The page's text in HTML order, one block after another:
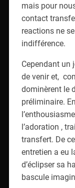
mais pour
contact
reactions ne
indifférence.
Cependant un
de venir et,
dominèrent le
préliminaire.
l’adoration ,
transfert. De
entretien a eu
d’éclipser sa
bascule